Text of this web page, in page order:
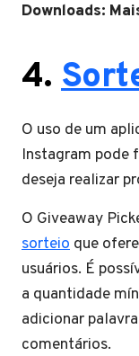
Downloads:
4.
O uso de um
Instagram pode
deseja realizar
O Giveaway
sorteio que
usuários. É
a quantidade
adicionar
comentários.